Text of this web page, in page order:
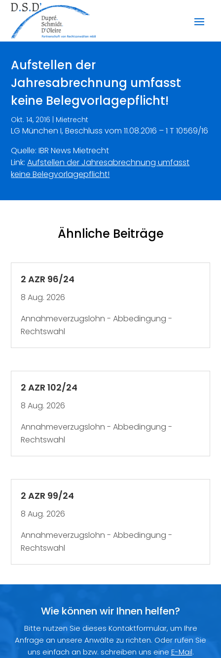
Aufstellen der
Jahresabrechnung umfasst
keine Belegvorlagepflicht!
Okt. 14, 2016 | Mietrecht
LG München I, Beschluss vom 11.08.2016 – 1 T 10569/16
Quelle: IBR News Mietrecht
Link:Aufstellen der Jahresabrechnung umfasst
keine Belegvorlagepflicht!
Ähnliche Beiträge
2 AZR 96/24
8 Aug. 2026
Annahmeverzugslohn - Abbedingung -
Rechtswahl
2 AZR 102/24
8 Aug. 2026
Annahmeverzugslohn - Abbedingung -
Rechtswahl
2 AZR 99/24
8 Aug. 2026
Annahmeverzugslohn - Abbedingung -
Rechtswahl
Wie können wir Ihnen helfen?
Bitte nutzen Sie dieses Kontaktformular, um Ihre
Anfrage an unsere Anwälte zu richten. Oder rufen Sie
uns einfach an bzw. schreiben uns eine E-Mail.